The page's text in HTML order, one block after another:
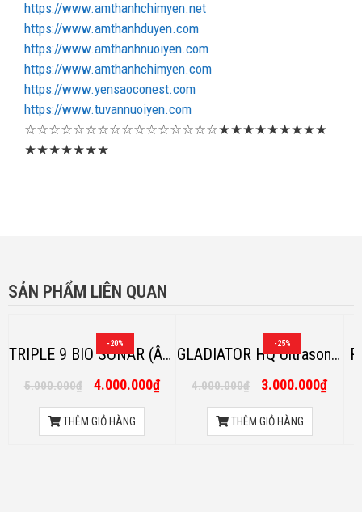
https://www.amthanhchimyen.net
https://www.amthanhduyen.com
https://www.amthanhnuoiyen.com
https://www.amthanhchimyen.com
https://www.yensaoconest.com
https://www.tuvannuoiyen.com
☆☆☆☆☆☆☆☆☆☆☆☆☆☆☆☆★★★★★★★★★
★★★★★★★
SẢN PHẨM LIÊN QUAN
-20%
TRIPLE 9 BIO SONAR (Âm
ru)
5.000.000₫ 4.000.000₫
THÊM GIỎ HÀNG
-25%
GLADIATOR HQ Ultrasonic
(Âm ru)
4.000.000₫ 3.000.000₫
THÊM GIỎ HÀNG